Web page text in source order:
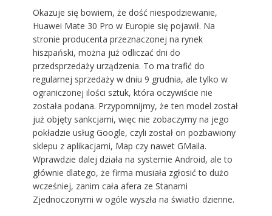
Okazuje się bowiem, że dość niespodziewanie,
Huawei Mate 30 Pro w Europie się pojawił. Na
stronie producenta przeznaczonej na rynek
hiszpański, można już odliczać dni do
przedsprzedaży urządzenia. To ma trafić do
regularnej sprzedaży w dniu 9 grudnia, ale tylko w
ograniczonej ilości sztuk, która oczywiście nie
została podana. Przypomnijmy, że ten model został
już objęty sankcjami, więc nie zobaczymy na jego
pokładzie usług Google, czyli został on pozbawiony
sklepu z aplikacjami, Map czy nawet GMaila.
Wprawdzie dalej działa na systemie Android, ale to
głównie dlatego, że firma musiała zgłosić to dużo
wcześniej, zanim cała afera ze Stanami
Zjednoczonymi w ogóle wyszła na światło dzienne.